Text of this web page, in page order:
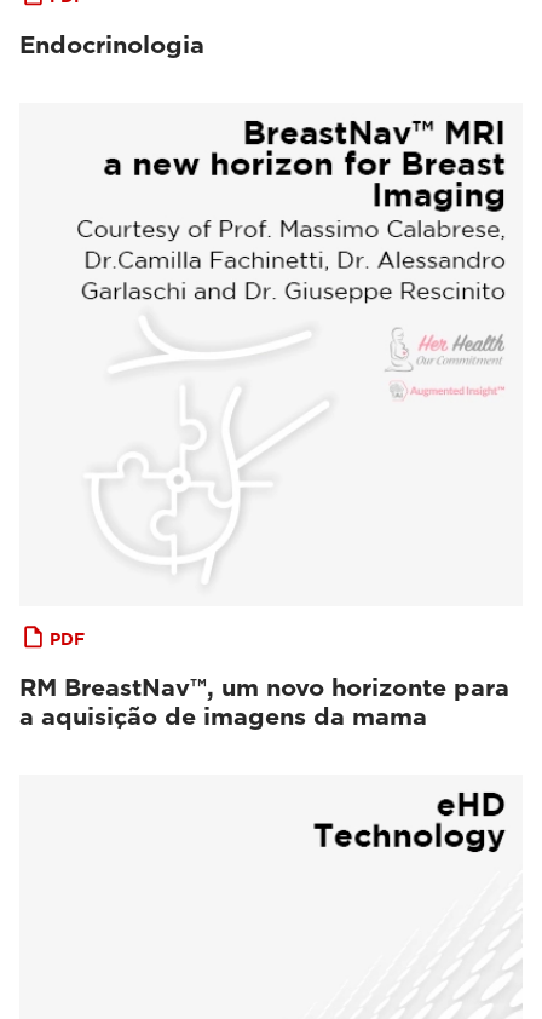
Endocrinologia
PDF
RM BreastNav™, um novo horizonte para
a aquisição de imagens da mama